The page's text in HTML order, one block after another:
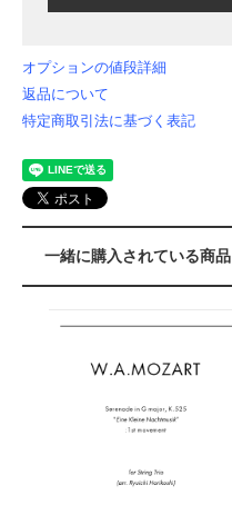
オプションの値段詳細
返品について
特定商取引法に基づく表記
一緒に購入されている商品